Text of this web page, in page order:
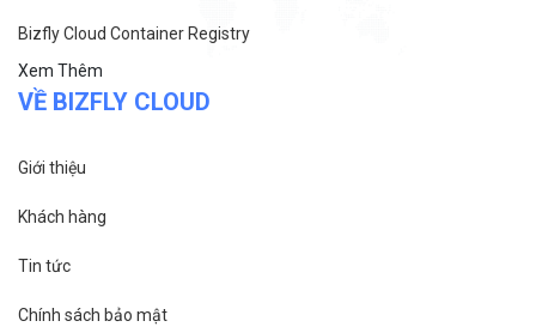
Bizfly Cloud VPN
Bizfly Cloud Container Registry
VỀ BIZFLY CLOUD
Giới thiệu
Khách hàng
Tin tức